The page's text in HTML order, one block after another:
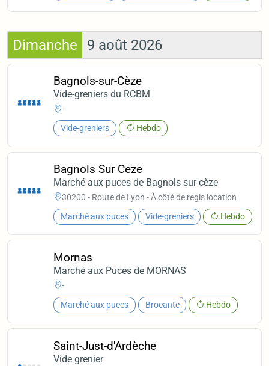
Dimanche 9 août 2026
Bagnols-sur-Cèze
Vide-greniers du RCBM
-
Vide-greniers Hebdo
Bagnols Sur Ceze
Marché aux puces de Bagnols sur cèze
30200 - Route de Lyon - À côté de regis location
Marché aux puces Vide-greniers Hebdo
Mornas
Marché aux Puces de MORNAS
-
Marché aux puces Brocante Hebdo
Saint-Just-d'Ardèche
Vide grenier